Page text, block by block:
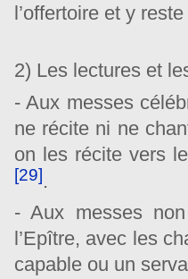
l’offertoire et y
2) Les lectures et
- Aux messes
ne récite ni ne
on les récite vers
[29].
- Aux messes
l’Epître, avec les
capable ou un